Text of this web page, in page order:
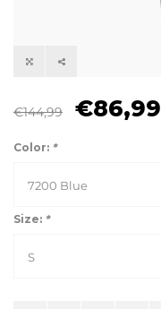
€144,99 €86,99
Color: *
7200 Blue
Size: *
S